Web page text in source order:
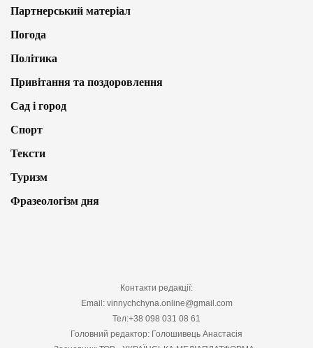
Партнерський матеріал
Погода
Політика
Привітання та поздоровлення
Сад і город
Спорт
Тексти
Туризм
Фразеологізм дня
Контакти редакції:
Email: vinnychchyna.online@gmail.com
Тел:+38 098 031 08 61
Головний редактор: Голошивець Анастасія